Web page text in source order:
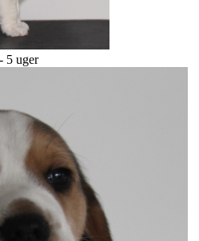
5 uger